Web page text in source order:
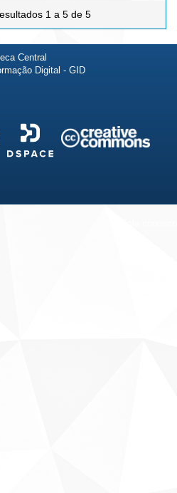
1 a 5 de 5
Central
Digital - GID